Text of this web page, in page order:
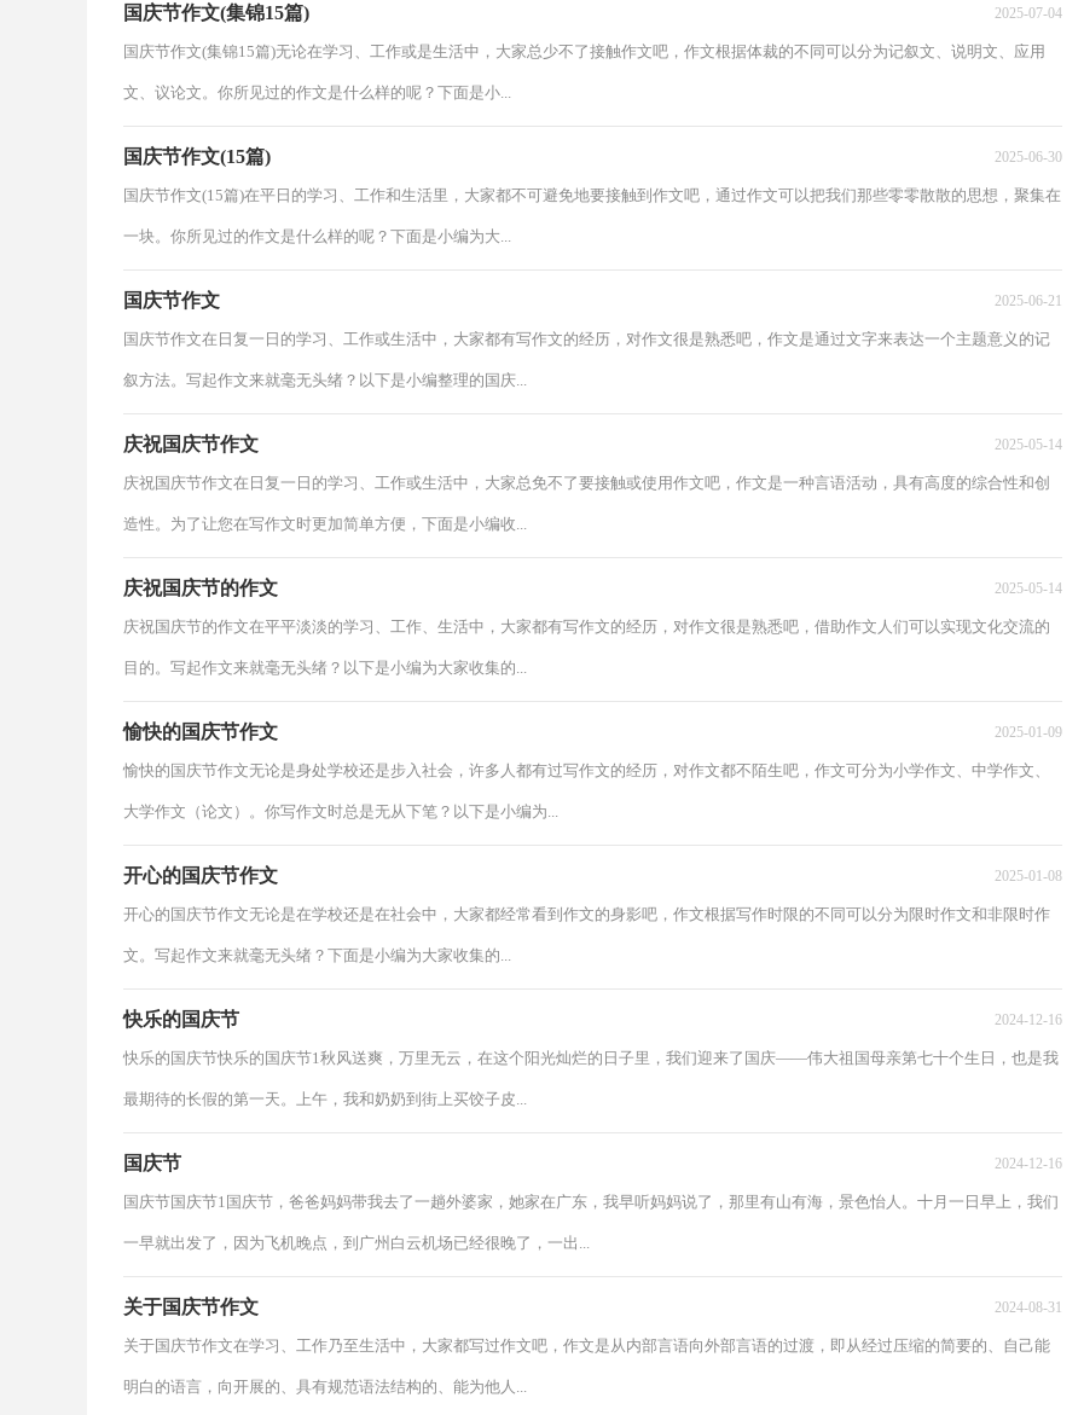
国庆节作文(集锦15篇) 2025-07-04
国庆节作文(集锦15篇)无论在学习、工作或是生活中，大家总少不了接触作文吧，作文根据体裁的不同可以分为记叙文、说明文、应用
文、议论文。你所见过的作文是什么样的呢？下面是小...
国庆节作文(15篇) 2025-06-30
国庆节作文(15篇)在平日的学习、工作和生活里，大家都不可避免地要接触到作文吧，通过作文可以把我们那些零零散散的思想，聚集在
一块。你所见过的作文是什么样的呢？下面是小编为大...
国庆节作文 2025-06-21
国庆节作文在日复一日的学习、工作或生活中，大家都有写作文的经历，对作文很是熟悉吧，作文是通过文字来表达一个主题意义的记
叙方法。写起作文来就毫无头绪？以下是小编整理的国庆...
庆祝国庆节作文 2025-05-14
庆祝国庆节作文在日复一日的学习、工作或生活中，大家总免不了要接触或使用作文吧，作文是一种言语活动，具有高度的综合性和创
造性。为了让您在写作文时更加简单方便，下面是小编收...
庆祝国庆节的作文 2025-05-14
庆祝国庆节的作文在平平淡淡的学习、工作、生活中，大家都有写作文的经历，对作文很是熟悉吧，借助作文人们可以实现文化交流的
目的。写起作文来就毫无头绪？以下是小编为大家收集的...
愉快的国庆节作文 2025-01-09
愉快的国庆节作文无论是身处学校还是步入社会，许多人都有过写作文的经历，对作文都不陌生吧，作文可分为小学作文、中学作文、
大学作文（论文）。你写作文时总是无从下笔？以下是小编为...
开心的国庆节作文 2025-01-08
开心的国庆节作文无论是在学校还是在社会中，大家都经常看到作文的身影吧，作文根据写作时限的不同可以分为限时作文和非限时作
文。写起作文来就毫无头绪？下面是小编为大家收集的...
快乐的国庆节 2024-12-16
快乐的国庆节快乐的国庆节1秋风送爽，万里无云，在这个阳光灿烂的日子里，我们迎来了国庆——伟大祖国母亲第七十个生日，也是我
最期待的长假的第一天。上午，我和奶奶到街上买饺子皮...
国庆节 2024-12-16
国庆节国庆节1国庆节，爸爸妈妈带我去了一趟外婆家，她家在广东，我早听妈妈说了，那里有山有海，景色怡人。十月一日早上，我们
一早就出发了，因为飞机晚点，到广州白云机场已经很晚了，一出...
关于国庆节作文 2024-08-31
关于国庆节作文在学习、工作乃至生活中，大家都写过作文吧，作文是从内部言语向外部言语的过渡，即从经过压缩的简要的、自己能
明白的语言，向开展的、具有规范语法结构的、能为他人...